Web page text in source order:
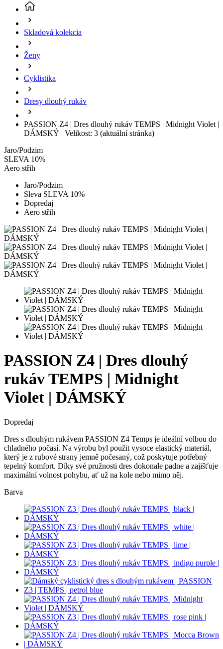
Skladová kolekcia
Ženy
Cyklistika
Dresy dlouhý rukáv
PASSION Z4 | Dres dlouhý rukáv TEMPS | Midnight Violet |
DÁMSKÝ | Velikost: 3 (aktuální stránka)
Jaro/Podzim
SLEVA 10%
Aero střih
Jaro/Podzim
Sleva SLEVA 10%
Dopredaj
Aero střih
PASSION Z4 | Dres dlouhý
rukáv TEMPS | Midnight
Violet | DÁMSKÝ
Dopredaj
Dres s dlouhým rukávem PASSION Z4 Temps je ideální volbou do
chladného počasí. Na výrobu byl použit vysoce elastický materiál,
který je z rubové strany jemně počesaný, což poskytuje potřebný
tepelný komfort. Díky své pružnosti dres dokonale padne a zajišťuje
maximální volnost pohybu, ať už na kole nebo mimo něj.
Barva